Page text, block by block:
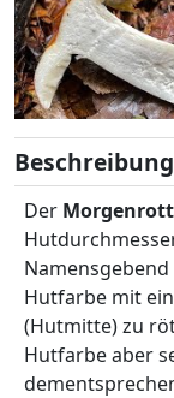
Beschreibung
Der
Hutfarbe mit
(Hutmitte) zu
Hutfarbe aber